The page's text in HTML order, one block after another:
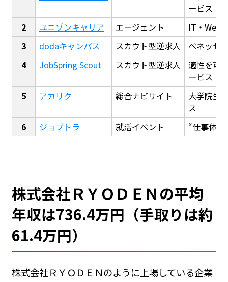
ービス
ユニゾンキャリア
エージェント
IT・Web
dodaキャンパス
スカウト型逆求人
ベネッセ
JobSpring Scout
スカウト型逆求人
適性を可
ービス
アカリク
総合ナビサイト
大学院生
ス
ジョブトラ
就活イベント “仕事体
株式会社ＲＹＯＤＥＮの平均
年収は736.4万円（手取りは約
61.4万円）
株式会社ＲＹＯＤＥＮのように上場している企業